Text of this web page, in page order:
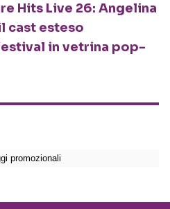
Hits Live 26: Angelina
cast esteso
in vetrina pop-